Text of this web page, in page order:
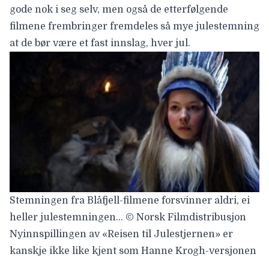
gode nok i seg selv, men også de etterfølgende
filmene frembringer fremdeles så mye julestemning
at de bør være et fast innslag, hver jul.
Stemningen fra Blåfjell-filmene forsvinner aldri, ei
heller julestemningen… © Norsk Filmdistribusjon
Nyinnspillingen av «Reisen til Julestjernen» er
kanskje ikke like kjent som Hanne Krogh-versjonen